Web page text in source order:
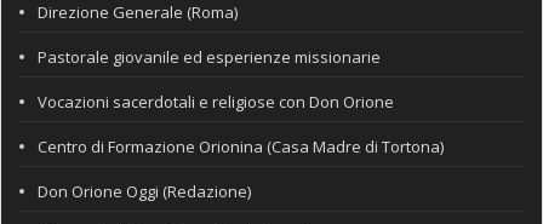
Direzione Generale (Roma)
Pastorale giovanile ed esperienze missionarie
Vocazioni sacerdotali e religiose con Don Orione
Centro di Formazione Orionina (Casa Madre di Tortona)
Don Orione Oggi (Redazione)